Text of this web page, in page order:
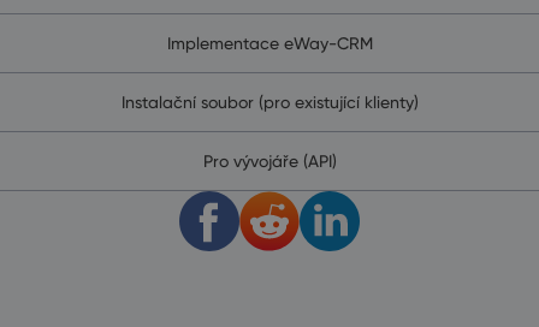
Implementace eWay-CRM
Instalační soubor (pro existující klienty)
Pro vývojáře (API)